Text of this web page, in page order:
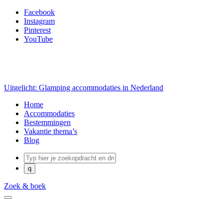
Facebook
Instagram
Pinterest
YouTube
Uitgelicht: Glamping accommodaties in Nederland
Home
Accommodaties
Bestemmingen
Vakantie thema’s
Blog
Zoek & boek